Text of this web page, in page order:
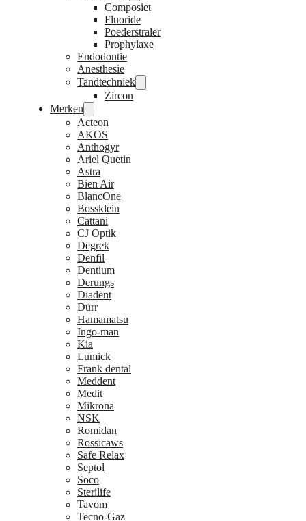
Composiet
Fluoride
Poederstraler
Prophylaxe
Endodontie
Anesthesie
Tandtechniek
Zircon
Merken
Acteon
AKOS
Anthogyr
Ariel Quetin
Astra
Bien Air
BlancOne
Bossklein
Cattani
CJ Optik
Degrek
Denfil
Dentium
Derungs
Diadent
Dürr
Hamamatsu
Ingo-man
Kia
Lumick
Frank dental
Meddent
Medit
Mikrona
NSK
Romidan
Rossicaws
Safe Relax
Septol
Soco
Sterilife
Tavom
Tecno-Gaz